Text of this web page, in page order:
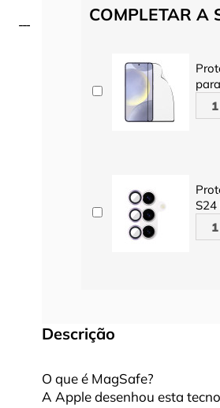
COMPLETAR A
S24
Descrição
O que é MagSafe?
A Apple desenhou esta